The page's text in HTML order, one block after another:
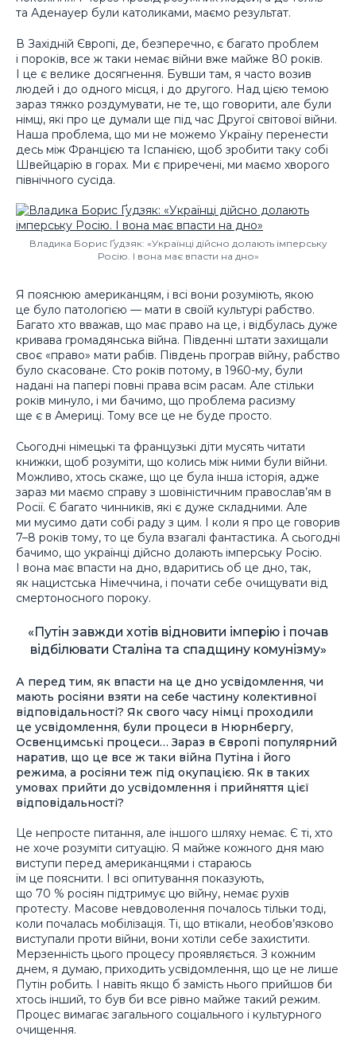
та Аденауер були католиками, маємо результат.
В Західній Європі, де, безперечно, є багато проблем
і пороків, все ж таки немає війни вже майже 80 років.
І це є велике досягнення. Бувши там, я часто возив
людей і до одного місця, і до другого. Над цією темою
зараз тяжко роздумувати, не те, що говорити, але були
німці, які про це думали ще під час Другої світової війни.
Наша проблема, що ми не можемо Україну перенести
десь між Францією та Іспанією, щоб зробити таку собі
Швейцарію в горах. Ми є приречені, ми маємо хворого
північного сусіда.
Владика Борис Ґудзяк: «Українці дійсно долають імперську
Росію. І вона має впасти на дно»
Я пояснюю американцям, і всі вони розуміють, якою
це було патологією — мати в своїй культурі рабство.
Багато хто вважав, що має право на це, і відбулась дуже
кривава громадянська війна. Південні штати захищали
своє «право» мати рабів. Південь програв війну, рабство
було скасоване. Сто років потому, в 1960-му, були
надані на папері повні права всім расам. Але стільки
років минуло, і ми бачимо, що проблема расизму
ще є в Америці. Тому все це не буде просто.
Сьогодні німецькі та французькі діти мусять читати
книжки, щоб розуміти, що колись між ними були війни.
Можливо, хтось скаже, що це була інша історія, адже
зараз ми маємо справу з шовіністичним православ’ям в
Росії. Є багато чинників, які є дуже складними. Але
ми мусимо дати собі раду з цим. І коли я про це говорив
7–8 років тому, то це була взагалі фантастика. А сьогодні
бачимо, що українці дійсно долають імперську Росію.
І вона має впасти на дно, вдаритись об це дно, так,
як нацистська Німеччина, і почати себе очищувати від
смертоносного пороку.
«Путін завжди хотів відновити імперію і почав
відбілювати Сталіна та спадщину комунізму»
А перед тим, як впасти на це дно усвідомлення, чи
мають росіяни взяти на себе частину колективної
відповідальності? Як свого часу німці проходили
це усвідомлення, були процеси в Нюрнбергу,
Освенцимські процеси… Зараз в Європі популярний
наратив, що це все ж таки війна Путіна і його
режима, а росіяни теж під окупацією. Як в таких
умовах прийти до усвідомлення і прийняття цієї
відповідальності?
Це непросте питання, але іншого шляху немає. Є ті, хто
не хоче розуміти ситуацію. Я майже кожного дня маю
виступи перед американцями і стараюсь
їм це пояснити. І всі опитування показують,
що 70 % росіян підтримує цю війну, немає рухів
протесту. Масове невдоволення почалось тільки тоді,
коли почалась мобілізація. Ті, що втікали, необов’язково
виступали проти війни, вони хотіли себе захистити.
Мерзенність цього процесу проявляється. З кожним
днем, я думаю, приходить усвідомлення, що це не лише
Путін робить. І навіть якщо б замість нього прийшов би
хтось інший, то був би все рівно майже такий режим.
Процес вимагає загального соціального і культурного
очищення.